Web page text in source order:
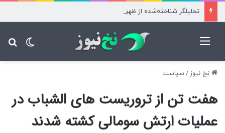
نخ نیوز /سیاست
هفت تن از تروریست های الشباب در
عملیات ارتش سومالی کشته شدند